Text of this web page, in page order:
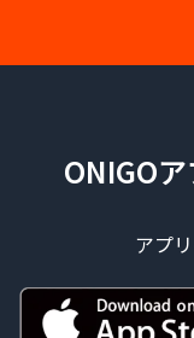
ONIGO
アプ